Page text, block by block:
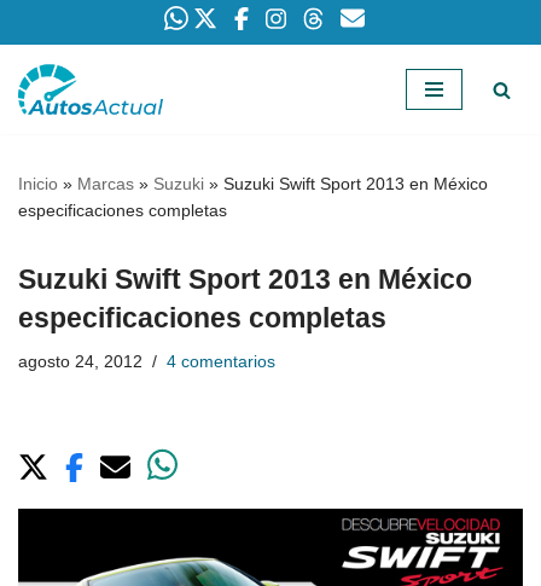
Saltar
Inicio » Marcas » Suzuki » Suzuki Swift Sport 2013 en México
especificaciones completas
Suzuki Swift Sport 2013 en México
especificaciones completas
agosto 24, 2012 4 comentarios